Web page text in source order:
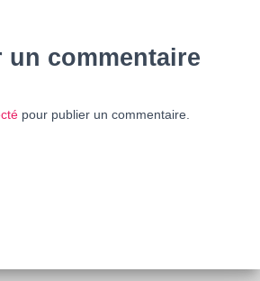
un commentaire
pour publier un commentaire.